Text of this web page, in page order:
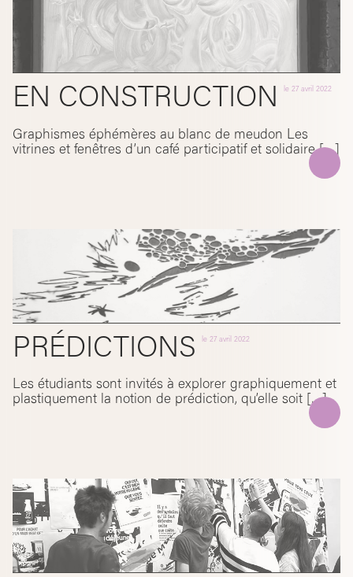
EN CONSTRUCTION le27 avril 2022
Graphismes éphémères au blanc de meudon Les
vitrines et fenêtres d’un café participatif et solidaire […]
PRÉDICTIONS le27 avril 2022
Les étudiants sont invités à explorer graphiquement et
plastiquement la notion de prédiction, qu’elle soit […]